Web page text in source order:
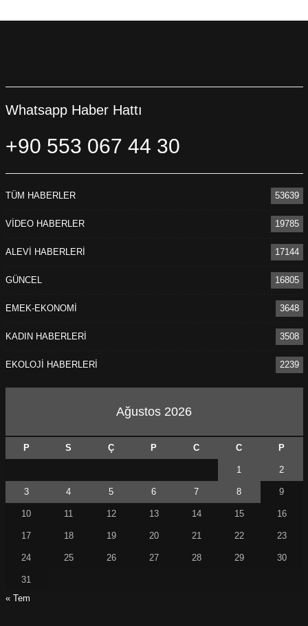
Whatsapp Haber Hattı
+90 553 067 44 30
TÜM HABERLER 53639
VİDEO HABERLER 19785
ALEVİ HABERLERİ 17144
GÜNCEL 16805
EMEK-EKONOMİ 3648
KADIN HABERLERİ 3508
EKOLOJİ HABERLERİ 2239
Ağustos 2026
P S Ç P C C P
1 2
3 4 5 6 7 8 9
10 11 12 13 14 15 16
17 18 19 20 21 22 23
24 25 26 27 28 29 30
31
« Tem